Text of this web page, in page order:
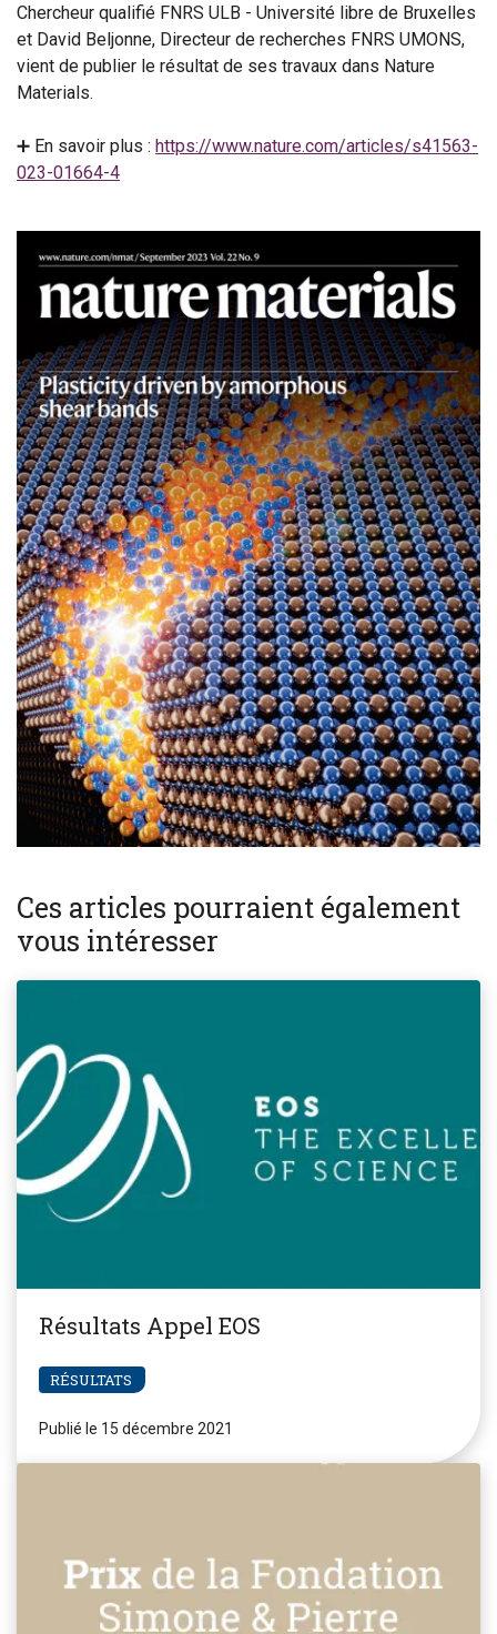
Chercheur qualifié FNRS ULB - Université libre de Bruxelles
et David Beljonne, Directeur de recherches FNRS UMONS,
vient de publier le résultat de ses travaux dans Nature
Materials.
➕ En savoir plus : https://www.nature.com/articles/s41563-
023-01664-4
Ces articles pourraient également
vous intéresser
Résultats Appel EOS
RÉSULTATS
Publié le 15 décembre 2021